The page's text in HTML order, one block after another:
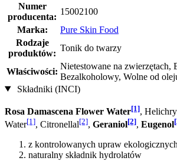
Numer
producenta:
15002100
Marka:
Pure Skin Food
Rodzaje
produktów:
Tonik do twarzy
Właściwości:
Nietestowane na zwierzętach,
Bezalkoholowy, Wolne od
Składniki (INCI)
Rosa Damascena Flower Water[1],
Water[1], Citronellal[2], Geraniol[2], Eugenol
z kontrolowanych upraw ekologicznych
naturalny składnik hydrolatów